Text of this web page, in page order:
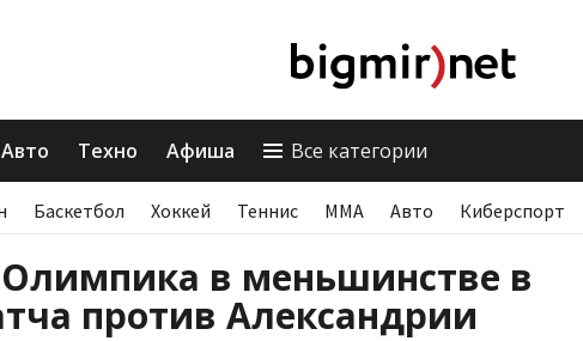
Авто Техно Афиша Все категории
Баскетбол Хоккей Теннис ММА Авто Киберспорт
Олимпика в меньшинстве в
против Александрии